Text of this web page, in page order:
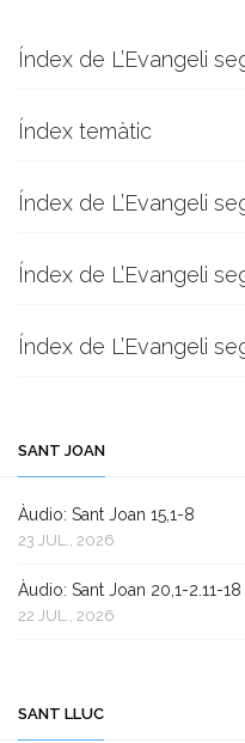
Índex de L’Evangeli
Índex temàtic
Índex de L’Evangeli
Índex de L’Evangeli
Índex de L’Evangeli
SANT JOAN
Àudio: Sant Joan 15,1-8
23 JUL., 2026
Àudio: Sant Joan 20,1-2.11-18
22 JUL., 2026
SANT LLUC